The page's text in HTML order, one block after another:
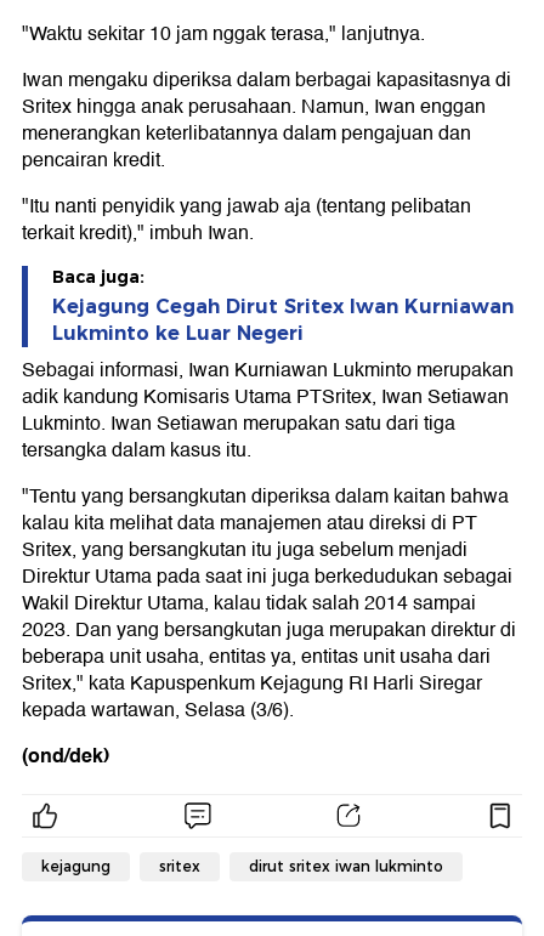
"Waktu sekitar 10 jam nggak terasa," lanjutnya.
Iwan mengaku diperiksa dalam berbagai kapasitasnya di
Sritex hingga anak perusahaan. Namun, Iwan enggan
menerangkan keterlibatannya dalam pengajuan dan
pencairan kredit.
"Itu nanti penyidik yang jawab aja (tentang pelibatan
terkait kredit)," imbuh Iwan.
Baca juga:
Kejagung Cegah Dirut Sritex Iwan Kurniawan
Lukminto ke Luar Negeri
Sebagai informasi, Iwan Kurniawan Lukminto merupakan
adik kandung Komisaris Utama PTSritex, Iwan Setiawan
Lukminto. Iwan Setiawan merupakan satu dari tiga
tersangka dalam kasus itu.
"Tentu yang bersangkutan diperiksa dalam kaitan bahwa
kalau kita melihat data manajemen atau direksi di PT
Sritex, yang bersangkutan itu juga sebelum menjadi
Direktur Utama pada saat ini juga berkedudukan sebagai
Wakil Direktur Utama, kalau tidak salah 2014 sampai
2023. Dan yang bersangkutan juga merupakan direktur di
beberapa unit usaha, entitas ya, entitas unit usaha dari
Sritex," kata Kapuspenkum Kejagung RI Harli Siregar
kepada wartawan, Selasa (3/6).
(ond/dek)
kejagung sritex dirut sritex iwan lukminto